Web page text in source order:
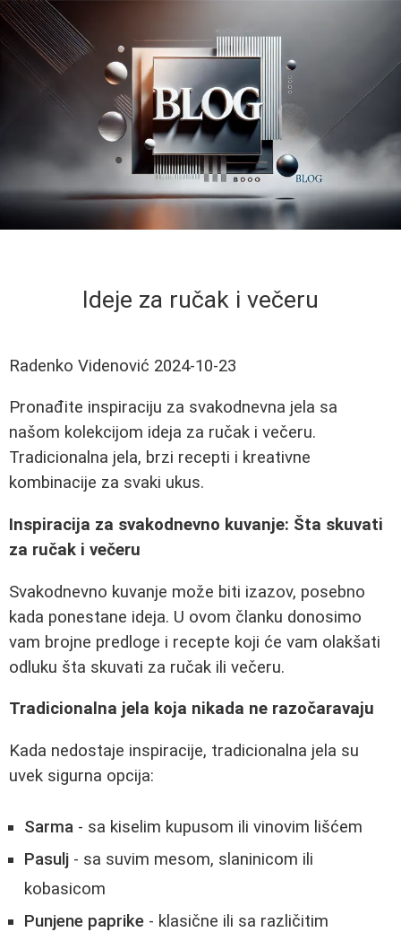
Ideje za ručak i večeru
Radenko Videnović 2024-10-23
Pronađite inspiraciju za svakodnevna jela sa
našom kolekcijom ideja za ručak i večeru.
Tradicionalna jela, brzi recepti i kreativne
kombinacije za svaki ukus.
Inspiracija za svakodnevno kuvanje: Šta skuvati
za ručak i večeru
Svakodnevno kuvanje može biti izazov, posebno
kada ponestane ideja. U ovom članku donosimo
vam brojne predloge i recepte koji će vam olakšati
odluku šta skuvati za ručak ili večeru.
Tradicionalna jela koja nikada ne razočaravaju
Kada nedostaje inspiracije, tradicionalna jela su
uvek sigurna opcija:
Sarma - sa kiselim kupusom ili vinovim lišćem
Pasulj - sa suvim mesom, slaninicom ili
kobasicom
Punjene paprike - klasične ili sa različitim